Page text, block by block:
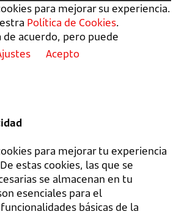
para mejorar su experiencia.
Política de Cookies.
acuerdo, pero puede
Acepto
para mejorar tu experiencia
estas cookies, las que se
se almacenan en tu
esenciales para el
básicas de la